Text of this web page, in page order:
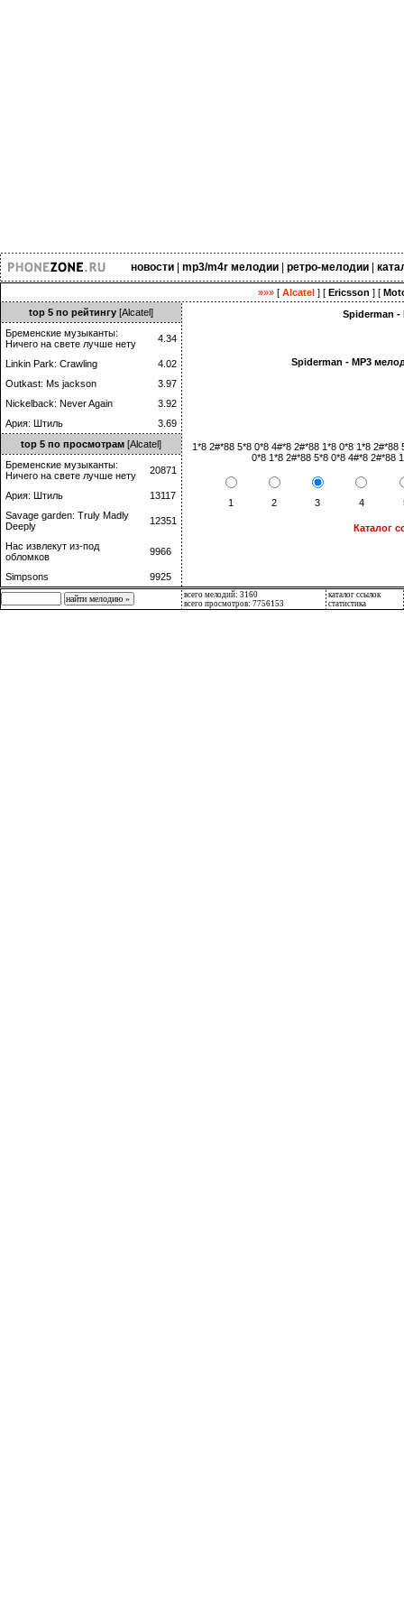
новости| mp3/m4r мелодии| ретро-мелодии|
»»»[ Alcatel] [ Ericsson ] [
top 5 по рейтингу [Alcatel]
Бременские музыканты:
Ничего на свете лучше нету
4.34
Linkin Park: Crawling
4.02
Outkast: Ms jackson
3.97
Nickelback: Never Again
3.92
Ария: Штиль
3.69
top 5 по просмотрам [Alcatel]
Бременские музыканты:
Ничего на свете лучше нету
20871
Ария: Штиль
13117
Savage garden: Truly Madly
Deeply
12351
Нас извлекут из-под
обломков
9966
Simpsons 9925
Spiderman -
Spiderman - MP3
1*8 2#*88 5*8 0*8 4#*8 2#*88 1*8 0*8 1*8
0*8 1*8 2#*88 5*8 0*8 4#*8 2#*88
1 2 3 4
Каталог
всего мелодий: 3160
всего просмотров: 7756153
каталог ссылок
статистика